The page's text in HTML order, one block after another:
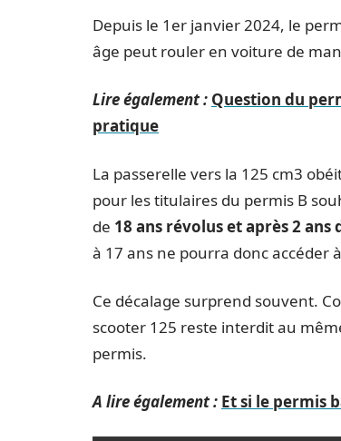
Depuis le 1er janvier 2024, le
âge peut rouler en voiture de
Lire également : Question du
pratique
La passerelle vers la 125 cm3
pour les titulaires du permis B
de 18 ans révolus et après 2
à 17 ans ne pourra donc accéder
Ce décalage surprend souvent.
scooter 125 reste interdit au
permis.
A lire également : Et si le permis